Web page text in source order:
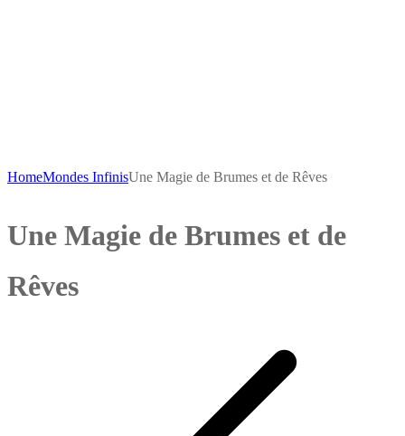
HomeMondes InfinisUne Magie de Brumes et de Rêves
Une Magie de Brumes et de
Rêves